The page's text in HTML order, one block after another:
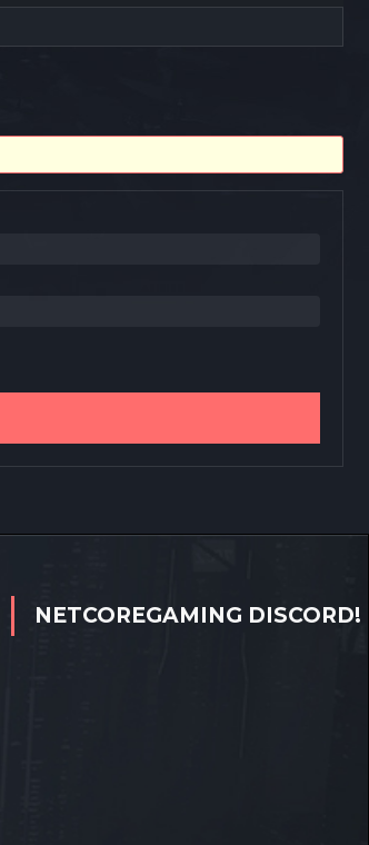
NETCOREGAMING DISCORD!